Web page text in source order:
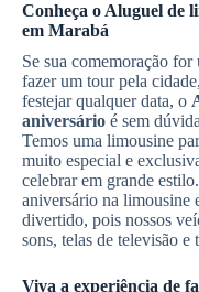
Conheça o Aluguel de
em Marabá
Se sua comemoração
fazer um tour pela
festejar qualquer data, o
aniversário é sem
Temos uma limousine
muito especial e
celebrar em grande
aniversário na limousine
divertido, pois nossos
sons, telas de televisão e
Viva a experiência de